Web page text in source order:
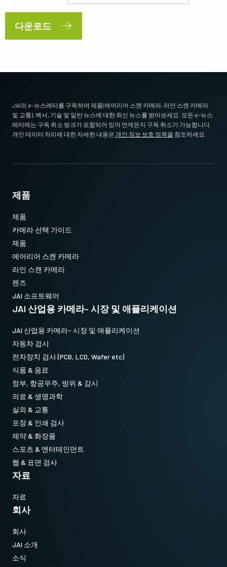
다운로드
JAI의 e-뉴스레터를 구독하여 제품(에어리어 스캔 카메라, 라인 스캔 카메라
및 교통), 백서, 기술 및 일반 뉴스에 대한 최신 뉴스를 받아보세요. 모든 e-뉴스
레터에는 구독 취소 링크가 포함되어 있어 언제든지 구독 취소가 가능합니다.
개인 데이터 처리에 대한 자세한 내용은 개인 정보 보호 정책을 참조하세요.
제품
제품
카메라 선택 가이드
제품
에어리어 스캔 카메라
라인 스캔 카메라
렌즈
JAI 소프트웨어
JAI 산업용 카메라- 시장 및 애플리케이션
JAI 산업용 카메라- 시장 및 애플리케이션
자동차 검사
전자장치 검사 (PCB, LCD, Wafer etc)
식품 & 음료
정부, 항공우주, 방위 & 감시
의료 & 생명과학
실외 & 교통
포장 & 인쇄 검사
제약 & 화장품
스포츠 & 엔터테인먼트
웹 & 표면 검사
자료
자료
회사
회사
JAI 소개
소식